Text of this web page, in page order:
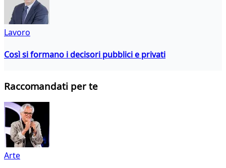
Lavoro
Così si formano i decisori pubblici e privati
Raccomandati per te
Arte